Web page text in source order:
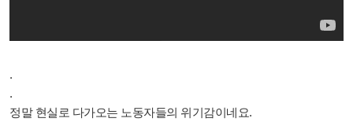
.
.
정말 현실로 다가오는 노동자들의 위기감이네요.